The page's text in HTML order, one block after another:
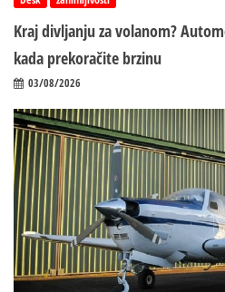
Kraj divljanju za volanom?
kada prekoračite brzinu
03/08/2026